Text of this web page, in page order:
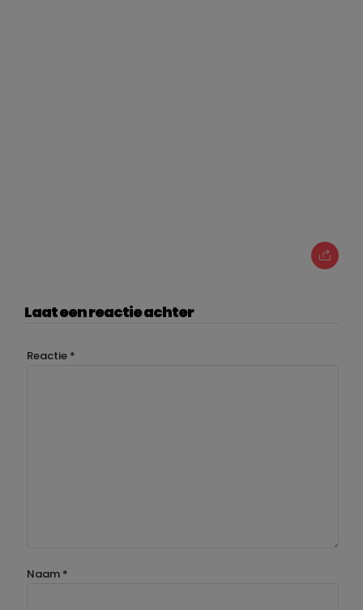
Laat een reactie achter
Reactie *
Naam *